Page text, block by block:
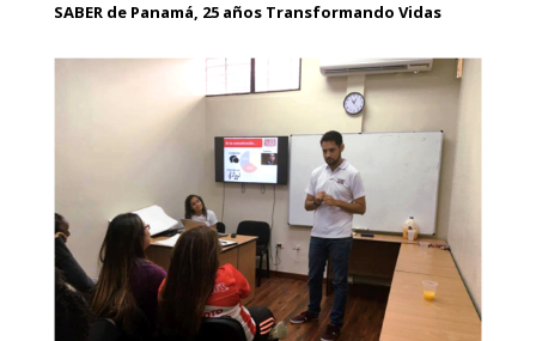
SABER de Panamá, 25 años Transformando Vidas